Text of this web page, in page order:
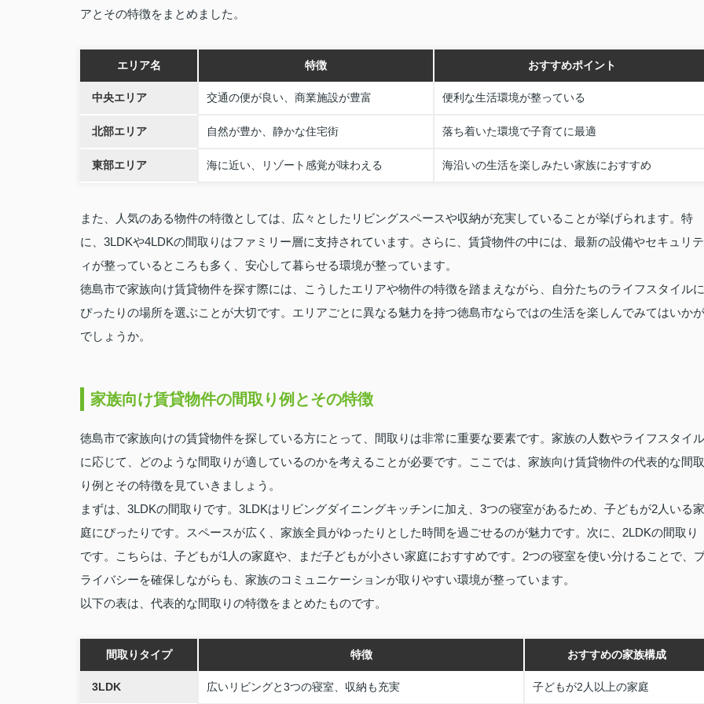
アとその特徴をまとめました。
エリア名 特徴 おすすめポイント
中央エリア 交通の便が良い、商業施設が豊富 便利な生活環境が整っている
北部エリア 自然が豊か、静かな住宅街 落ち着いた環境で子育てに最適
東部エリア 海に近い、リゾート感覚が味わえる 海沿いの生活を楽しみたい家族におすすめ
また、人気のある物件の特徴としては、広々としたリビングスペースや収納が充実していることが挙げられます。特
に、3LDKや4LDKの間取りはファミリー層に支持されています。さらに、賃貸物件の中には、最新の設備やセキュリテ
ィが整っているところも多く、安心して暮らせる環境が整っています。
徳島市で家族向け賃貸物件を探す際には、こうしたエリアや物件の特徴を踏まえながら、自分たちのライフスタイルに
ぴったりの場所を選ぶことが大切です。エリアごとに異なる魅力を持つ徳島市ならではの生活を楽しんでみてはいかが
でしょうか。
家族向け賃貸物件の間取り例とその特徴
徳島市で家族向けの賃貸物件を探している方にとって、間取りは非常に重要な要素です。家族の人数やライフスタイル
に応じて、どのような間取りが適しているのかを考えることが必要です。ここでは、家族向け賃貸物件の代表的な間取
り例とその特徴を見ていきましょう。
まずは、3LDKの間取りです。3LDKはリビングダイニングキッチンに加え、3つの寝室があるため、子どもが2人いる家
庭にぴったりです。スペースが広く、家族全員がゆったりとした時間を過ごせるのが魅力です。次に、2LDKの間取り
です。こちらは、子どもが1人の家庭や、まだ子どもが小さい家庭におすすめです。2つの寝室を使い分けることで、
ライバシーを確保しながらも、家族のコミュニケーションが取りやすい環境が整っています。
以下の表は、代表的な間取りの特徴をまとめたものです。
間取りタイプ 特徴 おすすめの家族構成
3LDK 広いリビングと3つの寝室、収納も充実 子どもが2人以上の家庭